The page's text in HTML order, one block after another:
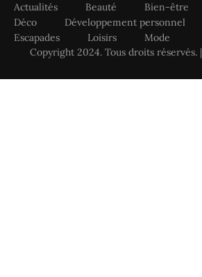
Actualités Beauté Bien-être
Déco
Développement personnel
Escapades
Loisirs
Mode
Copyright 2024. Tous droits réservés. |